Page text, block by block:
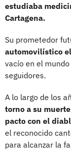
estudiaba
Cartagena.
Su prometedor
automovilístico
vacío en el
seguidores.
A lo largo de los
torno a su muerte
pacto con el
el reconocido
para alcanzar la